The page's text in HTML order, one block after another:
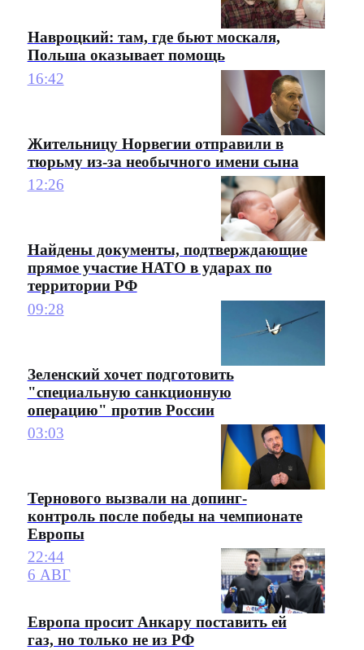
Навроцкий: там, где бьют москаля,
Польша оказывает помощь
16:42
Жительницу Норвегии отправили в
тюрьму из-за необычного имени сына
12:26
Найдены документы, подтверждающие
прямое участие НАТО в ударах по
территории РФ
09:28
Зеленский хочет подготовить
"специальную санкционную
операцию" против России
03:03
Тернового вызвали на допинг-
контроль после победы на чемпионате
Европы
22:44
6 АВГ
Европа просит Анкару поставить ей
газ, но только не из РФ